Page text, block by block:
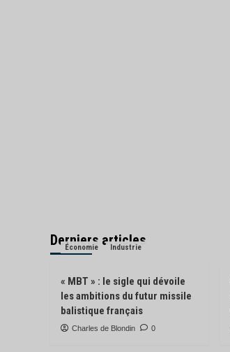
Derniers articles
Économie Industrie
« MBT » : le sigle qui dévoile
les ambitions du futur missile
balistique français
Charles de Blondin 0